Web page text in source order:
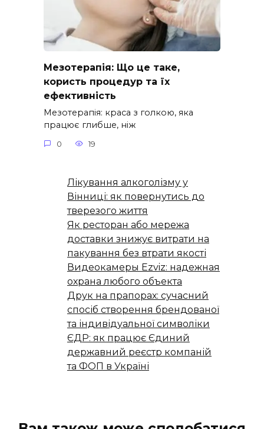
Мезотерапія: Що це таке,
користь процедур та їх
ефективність
Мезотерапія: краса з голкою, яка
працює глибше, ніж
0 19
Лікування алкоголізму у
Вінниці: як повернутись до
тверезого життя
Як ресторан або мережа
доставки знижує витрати на
пакування без втрати якості
Видеокамеры Ezviz: надежная
охрана любого объекта
Друк на прапорах: сучасний
спосіб створення брендованої
та індивідуальної символіки
ЄДР: як працює Єдиний
державний реєстр компаній
та ФОП в Україні